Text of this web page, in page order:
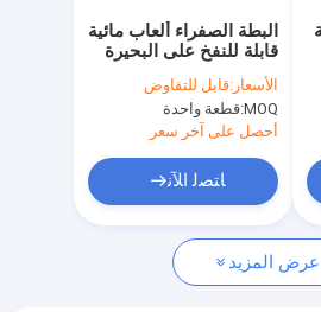
البطة الصفراء ألعاب مائية
قابلة للنفخ على البحيرة
والمحيط
الأسعار:قابل للتفاوض
MOQ: قطعة واحدة
أحصل على آخر سعر
ﺎﺘﺼﻟ ﺍﻶﻧ
عرض المزيد